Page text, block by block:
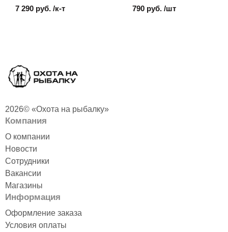
7 290 руб. /к-т 790 руб. /шт
2026© «Охота на рыбалку»
Компания
О компании
Новости
Сотрудники
Вакансии
Магазины
Информация
Оформление заказа
Условия оплаты